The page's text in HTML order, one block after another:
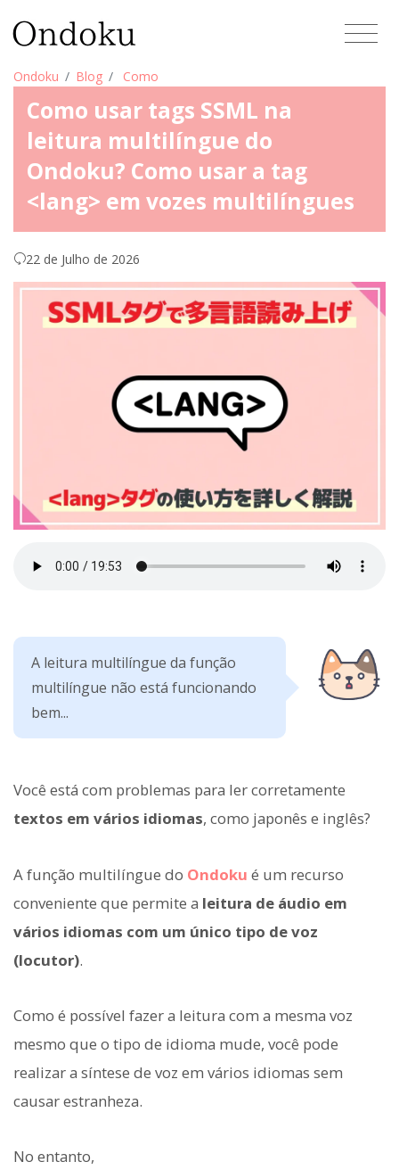
Ondoku Blog Como
Como usar tags SSML na
leitura multilíngue do
Ondoku? Como usar a tag
<lang> em vozes multilíngues
22 de Julho de 2026
A leitura multilíngue da função
multilíngue não está funcionando
bem...
Você está com problemas para ler corretamente
textos em vários idiomas, como japonês e inglês?
A função multilíngue do Ondoku é um recurso
conveniente que permite a leitura de áudio em
vários idiomas com um único tipo de voz
(locutor).
Como é possível fazer a leitura com a mesma voz
mesmo que o tipo de idioma mude, você pode
realizar a síntese de voz em vários idiomas sem
causar estranheza.
No entanto,